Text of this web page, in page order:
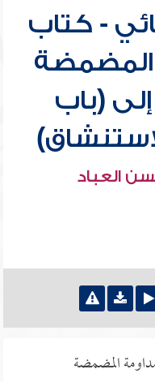
- كتاب
المضمضة
(باب
العباد
المضمضة